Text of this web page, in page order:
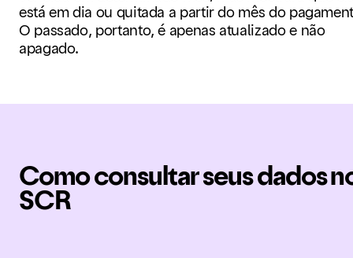
estáem dia ou quitada a partir do mês do
O passado, portanto, é apenas atualizado e não
apagado.
Como consultar seus dados
SCR